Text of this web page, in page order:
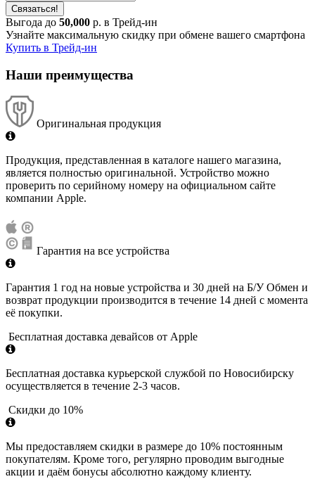
Связаться!
Выгода до 50,000 р. в Трейд-ин
Узнайте максимальную скидку при обмене вашего смартфона
Купить в Трейд-ин
Наши преимущества
Оригинальная продукция
Продукция, представленная в каталоге нашего магазина,
является полностью оригинальной. Устройство можно
проверить по серийному номеру на официальном сайте
компании Apple.
Гарантия на все устройства
Гарантия 1 год на новые устройства и 30 дней на Б/У Обмен и
возврат продукции производится в течение 14 дней с момента
её покупки.
Бесплатная доставка девайсов от Apple
Бесплатная доставка курьерской службой по Новосибирску
осуществляется в течение 2-3 часов.
Скидки до 10%
Мы предоставляем скидки в размере до 10% постоянным
покупателям. Кроме того, регулярно проводим выгодные
акции и даём бонусы абсолютно каждому клиенту.